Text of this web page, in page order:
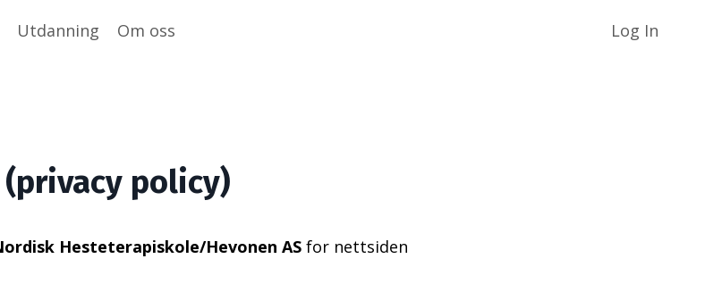
Utdanning Om oss Log In
policy)
Hesteterapiskole/Hevonen AS for nettsiden